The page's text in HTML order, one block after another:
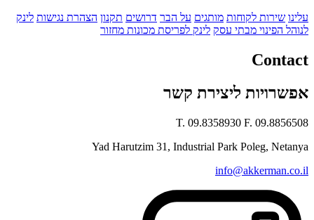
עלינו שירות לקוחות מותגים על הבר דרושים תקנון הצהרת נגישות לינק
לנוהל הפינוי מבתי עסק לינק לפריסת מכונות מחזור
Contact
אפשרויות ליצירת קשר
T. 09.8358930 F. 09.8856508
Yad Harutzim 31, Industrial Park Poleg, Netanya
info@akkerman.co.il